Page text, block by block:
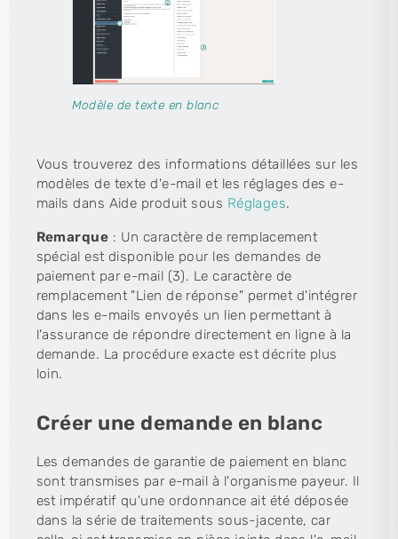
Modèle de texte en blanc
Vous trouverez des informations détaillées sur les
modèles de texte d'e-mail et les réglages des e-
mails dans Aide produit sous Réglages.
Remarque : Un caractère de remplacement
spécial est disponible pour les demandes de
paiement par e-mail (3). Le caractère de
remplacement "Lien de réponse" permet d'intégrer
dans les e-mails envoyés un lien permettant à
l'assurance de répondre directement en ligne à la
demande. La procédure exacte est décrite plus
loin.
Créer une demande en blanc
Les demandes de garantie de paiement en blanc
sont transmises par e-mail à l'organisme payeur. Il
est impératif qu'une ordonnance ait été déposée
dans la série de traitements sous-jacente, car